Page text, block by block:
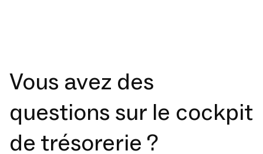
Vous avez des
questions sur le cockpit
de trésorerie ?